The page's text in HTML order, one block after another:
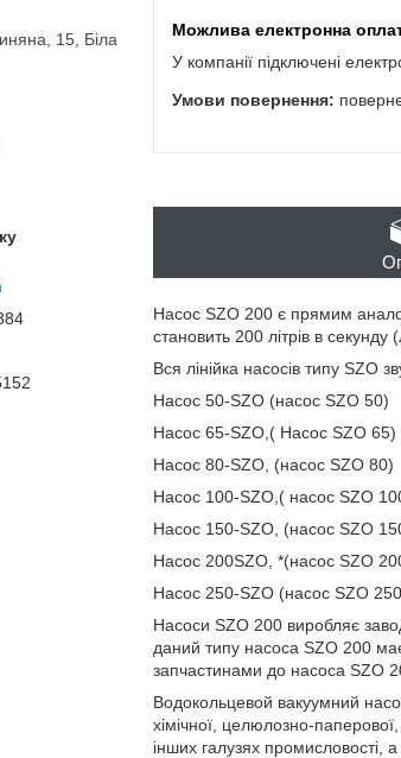
15, Біла
У компанії підключені
Насос SZO 200 є прямим
становить 200 літрів в
Вся лінійка насосів типу SZO
Насос 50-SZO (насос SZO 50)
Насос 65-SZO,( Насос SZO 65)
Насос 80-SZO, (насос SZO 80)
Насос 100-SZO,( насос SZO
Насос 150-SZO, (насос SZO
Насос 200SZO, *(насос SZO
Насос 250-SZO (насос SZO
Насоси SZO 200 виробляє
даний типу насоса SZO 200
запчастинами до насоса SZO
Водокольцевой вакуумний
хімічної, целюлозно-
інших галузях промисловості,